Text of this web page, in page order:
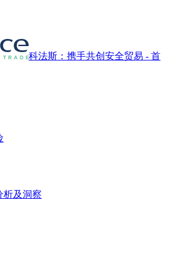
科法斯：携手共创安全贸易 - 首
析及洞察